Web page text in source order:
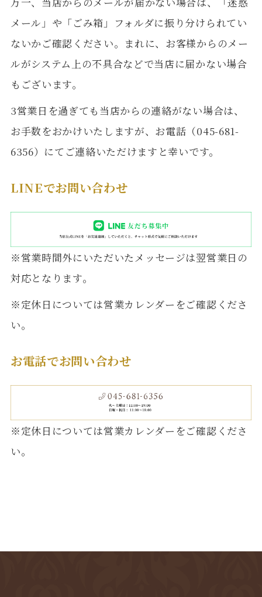
メール」や「ごみ箱」フォルダに振り分けられてい
ないかご確認ください。まれに、お客様からのメー
ルがシステム上の不具合などで当店に届かない場合
もございます。
3営業日を過ぎても当店からの連絡がない場合は、
お手数をおかけいたしますが、お電話（045-681-
6356）にてご連絡いただけますと幸いです。
LINEでお問い合わせ
※営業時間外にいただいたメッセージは翌営業日の
対応となります。
※定休日については営業カレンダーをご確認くださ
い。
お電話でお問い合わせ
※定休日については営業カレンダーをご確認くださ
い。